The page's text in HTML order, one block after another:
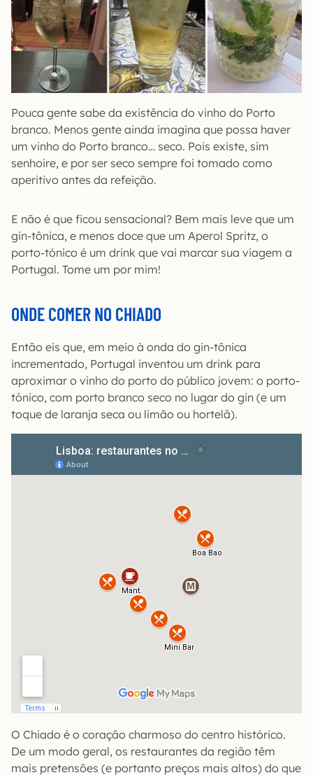
Pouca gente sabe da existência do vinho do Porto
branco. Menos gente ainda imagina que possa haver
um vinho do Porto branco… seco. Pois existe, sim
senhoire, e por ser seco sempre foi tomado como
aperitivo antes da refeição.
E não é que ficou sensacional? Bem mais leve que um
gin-tônica, e menos doce que um Aperol Spritz, o
porto-tónico é um drink que vai marcar sua viagem a
Portugal. Tome um por mim!
ONDE COMER NO CHIADO
Então eis que, em meio à onda do gin-tônica
incrementado, Portugal inventou um drink para
aproximar o vinho do porto do público jovem: o porto-
tónico, com porto branco seco no lugar do gin (e um
toque de laranja seca ou limão ou hortelã).
O Chiado é o coração charmoso do centro histórico.
De um modo geral, os restaurantes da região têm
mais pretensões (e portanto preços mais altos) do que